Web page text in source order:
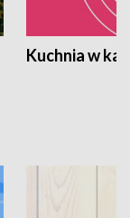
Kuchnia w